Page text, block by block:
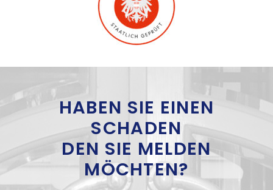
HABEN SIE EINEN
SCHADEN
DEN SIE MELDEN
MÖCHTEN?